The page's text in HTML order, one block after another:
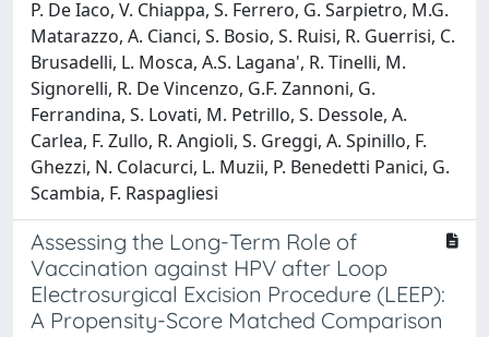
P. De Iaco, V. Chiappa, S. Ferrero, G. Sarpietro, M.G.
Matarazzo, A. Cianci, S. Bosio, S. Ruisi, R. Guerrisi, C.
Brusadelli, L. Mosca, A.S. Lagana', R. Tinelli, M.
Signorelli, R. De Vincenzo, G.F. Zannoni, G.
Ferrandina, S. Lovati, M. Petrillo, S. Dessole, A.
Carlea, F. Zullo, R. Angioli, S. Greggi, A. Spinillo, F.
Ghezzi, N. Colacurci, L. Muzii, P. Benedetti Panici, G.
Scambia, F. Raspagliesi
Assessing the Long-Term Role of
Vaccination against HPV after Loop
Electrosurgical Excision Procedure (LEEP):
A Propensity-Score Matched Comparison